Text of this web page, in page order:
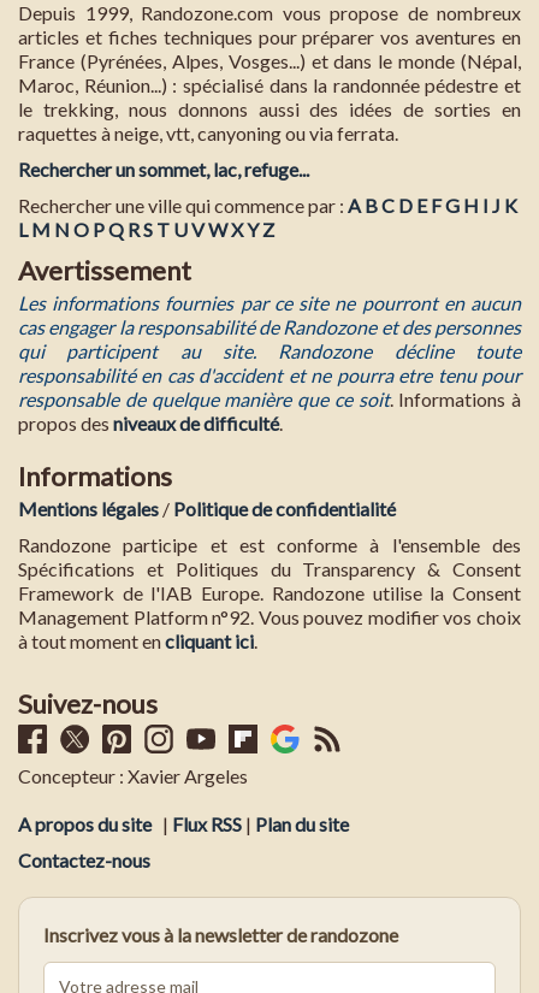
Depuis 1999, Randozone.com vous propose de nombreux
articles et fiches techniques pour préparer vos aventures en
France (Pyrénées, Alpes, Vosges...) et dans le monde (Népal,
Maroc, Réunion...) : spécialisé dans la randonnée pédestre et
le trekking, nous donnons aussi des idées de sorties en
raquettes à neige, vtt, canyoning ou via ferrata.
Rechercher un sommet, lac, refuge...
Rechercher une ville qui commence par : A BC D E FG H I J K
L M N O PQ RS T UVWXY Z
Avertissement
Les informations fournies par ce site ne pourront en aucun
cas engager la responsabilité de Randozone et des personnes
qui participent au site. Randozone décline toute
responsabilité en cas d'accident et ne pourra etre tenu pour
responsable de quelque manière que ce soit. Informations à
propos des niveaux de difficulté.
Informations
Mentions légales / Politique de confidentialité
Randozone participe et est conforme à l'ensemble des
Spécifications et Politiques du Transparency & Consent
Framework de l'IAB Europe. Randozone utilise la Consent
Management Platform n°92. Vous pouvez modifier vos choix
à tout moment encliquant ici
Suivez-nous
Concepteur : Xavier Argeles
A propos du site | Flux RSS | Plan du site
Contactez-nous
Inscrivez vous à la newsletter de randozone